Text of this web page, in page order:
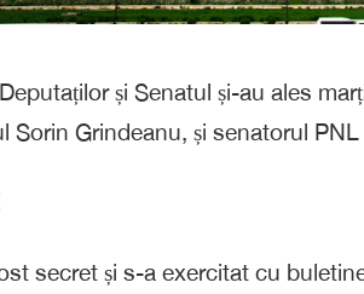
și Senatul și-au ales
Sorin Grindeanu, și senatorul
secret și s-a exercitat cu